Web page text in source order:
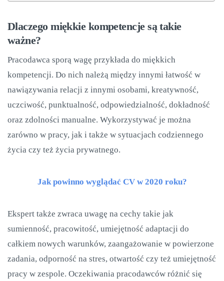
Dlaczego miękkie kompetencje są takie
ważne?
Pracodawca sporą wagę przykłada do miękkich
kompetencji. Do nich należą między innymi łatwość w
nawiązywania relacji z innymi osobami, kreatywność,
uczciwość, punktualność, odpowiedzialność, dokładność
oraz zdolności manualne. Wykorzystywać je można
zarówno w pracy, jak i także w sytuacjach codziennego
życia czy też życia prywatnego.
Jak powinno wyglądać CV w 2020 roku?
Ekspert także zwraca uwagę na cechy takie jak
sumienność, pracowitość, umiejętność adaptacji do
całkiem nowych warunków, zaangażowanie w powierzone
zadania, odporność na stres, otwartość czy też umiejętność
pracy w zespole. Oczekiwania pracodawców różnić się